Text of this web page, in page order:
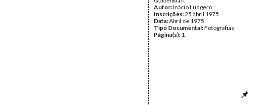
Autor:Inácio Ludgero
Inscrições:25 abril 1975
Data:Abril de 1975
Tipo Documental:Fotografias
Página(s): 1